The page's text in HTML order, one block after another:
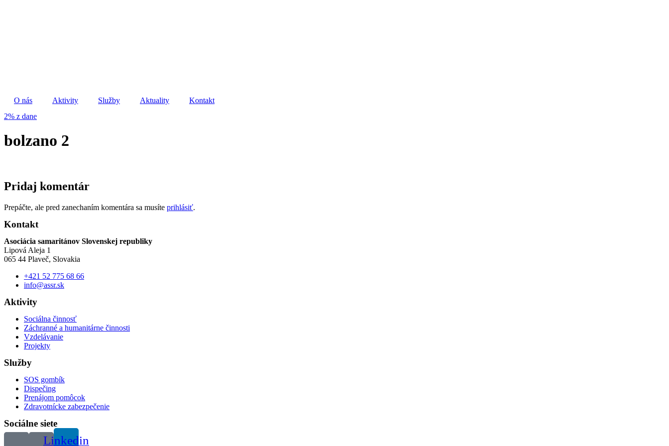
O nás Aktivity Služby Aktuality
Kontakt
2% z dane
bolzano 2
Pridaj komentár
Prepáčte, ale pred zanechaním komentára sa musíte prihlásiť.
Kontakt
Asociácia samaritánov Slovenskej republiky
Lipová Aleja 1
065 44 Plaveč, Slovakia
+421 52 775 68 66
info@assr.sk
Aktivity
Sociálna činnosť
Záchranné a humanitárne činnosti
Vzdelávanie
Projekty
Služby
SOS gombík
Dispečing
Prenájom pomôcok
Zdravotnícke zabezpečenie
Sociálne siete
Linkedin